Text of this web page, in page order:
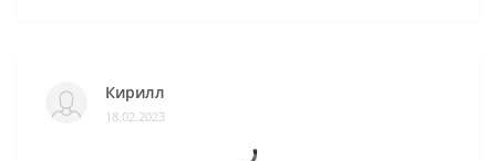
Кирилл
18.02.2023